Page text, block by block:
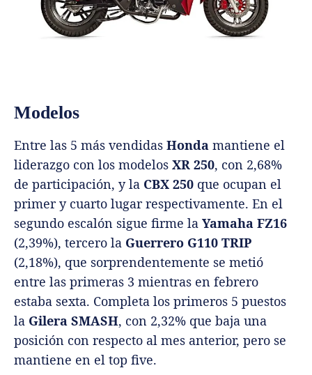
Modelos
Entre las 5 más vendidas Honda mantiene el
liderazgo con los modelos XR 250, con 2,68%
de participación, y la CBX 250 que ocupan el
primer y cuarto lugar respectivamente. En el
segundo escalón sigue firme la Yamaha FZ16
(2,39%), tercero la Guerrero G110 TRIP
(2,18%), que sorprendentemente se metió
entre las primeras 3 mientras en febrero
estaba sexta. Completa los primeros 5 puestos
la Gilera SMASH, con 2,32% que baja una
posición con respecto al mes anterior, pero se
mantiene en el top five.